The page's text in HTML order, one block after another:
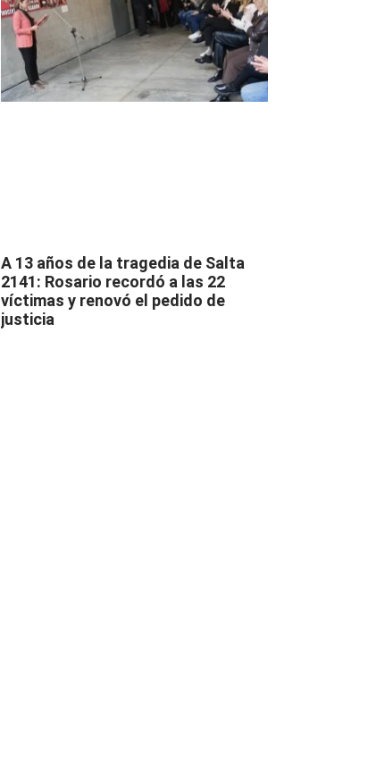
A 13 años de la tragedia de Salta
2141: Rosario recordó a las 22
víctimas y renovó el pedido de
justicia